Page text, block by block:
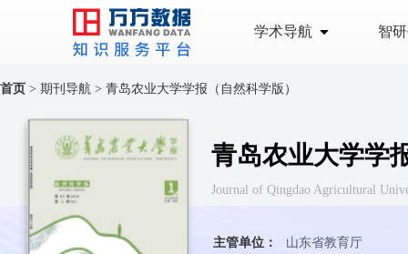
学术导航 智
首页 > 期刊导航 > 青岛农业大学学报（自然科学版）
青岛农业大学学
Journal of Qingdao Agricultural
主管单位：
山东省教育厅